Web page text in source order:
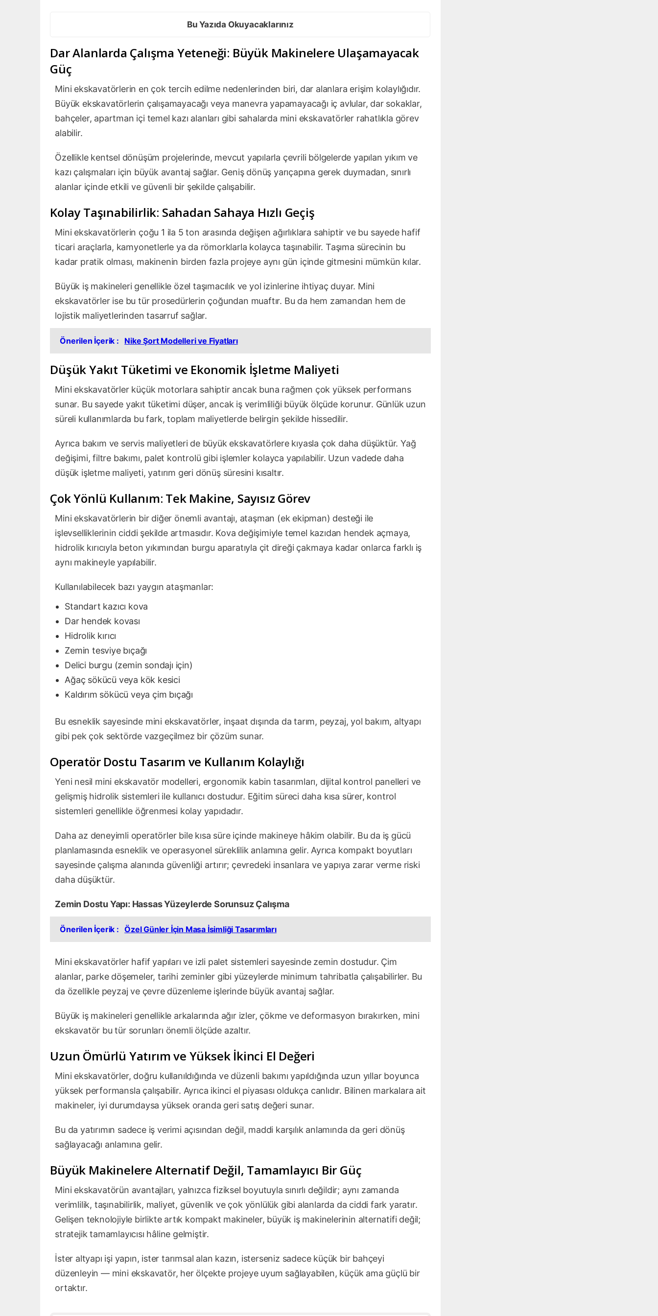
Bu Yazıda Okuyacaklarınız
Dar Alanlarda Çalışma Yeteneği: Büyük Makinelere Ulaşamayacak
Güç
Mini ekskavatörlerin en çok tercih edilme nedenlerinden biri, dar alanlara erişim kolaylığıdır.
Büyük ekskavatörlerin çalışamayacağı veya manevra yapamayacağı iç avlular, dar sokaklar,
bahçeler, apartman içi temel kazı alanları gibi sahalarda mini ekskavatörler rahatlıkla görev
alabilir.
Özellikle kentsel dönüşüm projelerinde, mevcut yapılarla çevrili bölgelerde yapılan yıkım ve
kazı çalışmaları için büyük avantaj sağlar. Geniş dönüş yarıçapına gerek duymadan, sınırlı
alanlar içinde etkili ve güvenli bir şekilde çalışabilir.
Kolay Taşınabilirlik: Sahadan Sahaya Hızlı Geçiş
Mini ekskavatörlerin çoğu 1 ila 5 ton arasında değişen ağırlıklara sahiptir ve bu sayede hafif
ticari araçlarla, kamyonetlerle ya da römorklarla kolayca taşınabilir. Taşıma sürecinin bu
kadar pratik olması, makinenin birden fazla projeye aynı gün içinde gitmesini mümkün kılar.
Büyük iş makineleri genellikle özel taşımacılık ve yol izinlerine ihtiyaç duyar. Mini
ekskavatörler ise bu tür prosedürlerin çoğundan muaftır. Bu da hem zamandan hem de
lojistik maliyetlerinden tasarruf sağlar.
Önerilen İçerik : Nike Şort Modelleri ve Fiyatları
Düşük Yakıt Tüketimi ve Ekonomik İşletme Maliyeti
Mini ekskavatörler küçük motorlara sahiptir ancak buna rağmen çok yüksek performans
sunar. Bu sayede yakıt tüketimi düşer, ancak iş verimliliği büyük ölçüde korunur. Günlük uzun
süreli kullanımlarda bu fark, toplam maliyetlerde belirgin şekilde hissedilir.
Ayrıca bakım ve servis maliyetleri de büyük ekskavatörlere kıyasla çok daha düşüktür. Yağ
değişimi, filtre bakımı, palet kontrolü gibi işlemler kolayca yapılabilir. Uzun vadede daha
düşük işletme maliyeti, yatırım geri dönüş süresini kısaltır.
Çok Yönlü Kullanım: Tek Makine, Sayısız Görev
Mini ekskavatörlerin bir diğer önemli avantajı, ataşman (ek ekipman) desteği ile
işlevselliklerinin ciddi şekilde artmasıdır. Kova değişimiyle temel kazıdan hendek açmaya,
hidrolik kırıcıyla beton yıkımından burgu aparatıyla çit direği çakmaya kadar onlarca farklı iş
aynı makineyle yapılabilir.
Kullanılabilecek bazı yaygın ataşmanlar:
Standart kazıcı kova
Dar hendek kovası
Hidrolik kırıcı
Zemin tesviye bıçağı
Delici burgu (zemin sondajı için)
Ağaç sökücü veya kök kesici
Kaldırım sökücü veya çim bıçağı
Bu esneklik sayesinde mini ekskavatörler, inşaat dışında da tarım, peyzaj, yol bakım, altyapı
gibi pek çok sektörde vazgeçilmez bir çözüm sunar.
Operatör Dostu Tasarım ve Kullanım Kolaylığı
Yeni nesil mini ekskavatör modelleri, ergonomik kabin tasarımları, dijital kontrol panelleri ve
gelişmiş hidrolik sistemleri ile kullanıcı dostudur. Eğitim süreci daha kısa sürer, kontrol
sistemleri genellikle öğrenmesi kolay yapıdadır.
Daha az deneyimli operatörler bile kısa süre içinde makineye hâkim olabilir. Bu da iş gücü
planlamasında esneklik ve operasyonel süreklilik anlamına gelir. Ayrıca kompakt boyutları
sayesinde çalışma alanında güvenliği artırır; çevredeki insanlara ve yapıya zarar verme riski
daha düşüktür.
Zemin Dostu Yapı: Hassas Yüzeylerde Sorunsuz Çalışma
Önerilen İçerik : Özel Günler İçin Masa İsimliği Tasarımları
Mini ekskavatörler hafif yapıları ve izli palet sistemleri sayesinde zemin dostudur. Çim
alanlar, parke döşemeler, tarihi zeminler gibi yüzeylerde minimum tahribatla çalışabilirler. Bu
da özellikle peyzaj ve çevre düzenleme işlerinde büyük avantaj sağlar.
Büyük iş makineleri genellikle arkalarında ağır izler, çökme ve deformasyon bırakırken, mini
ekskavatör bu tür sorunları önemli ölçüde azaltır.
Uzun Ömürlü Yatırım ve Yüksek İkinci El Değeri
Mini ekskavatörler, doğru kullanıldığında ve düzenli bakımı yapıldığında uzun yıllar boyunca
yüksek performansla çalışabilir. Ayrıca ikinci el piyasası oldukça canlıdır. Bilinen markalara ait
makineler, iyi durumdaysa yüksek oranda geri satış değeri sunar.
Bu da yatırımın sadece iş verimi açısından değil, maddi karşılık anlamında da geri dönüş
sağlayacağı anlamına gelir.
Büyük Makinelere Alternatif Değil, Tamamlayıcı Bir Güç
Mini ekskavatörün avantajları, yalnızca fiziksel boyutuyla sınırlı değildir; aynı zamanda
verimlilik, taşınabilirlik, maliyet, güvenlik ve çok yönlülük gibi alanlarda da ciddi fark yaratır.
Gelişen teknolojiyle birlikte artık kompakt makineler, büyük iş makinelerinin alternatifi değil;
stratejik tamamlayıcısı hâline gelmiştir.
İster altyapı işi yapın, ister tarımsal alan kazın, isterseniz sadece küçük bir bahçeyi
düzenleyin — mini ekskavatör, her ölçekte projeye uyum sağlayabilen, küçük ama güçlü bir
ortaktır.